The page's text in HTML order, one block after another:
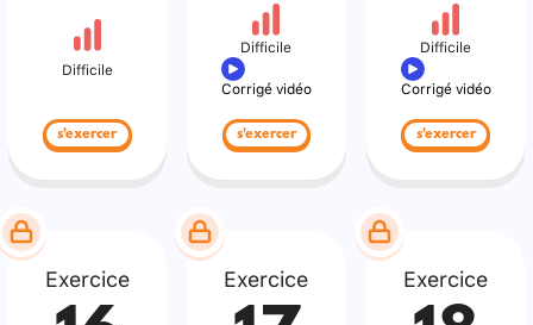
Difficile
s'exercer
Difficile
Corrigé vidéo
s'exercer
Difficile
Corrigé vidéo
s'exercer
Exercice Exercice Exercice